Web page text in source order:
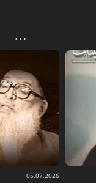
05.07.2026